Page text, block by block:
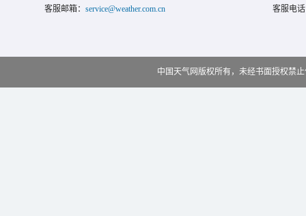
客服邮箱： service@weather.com.cn 客服电
中国天气网版权所有，未经书面授权